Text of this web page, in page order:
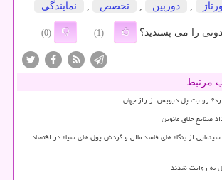
, دوربین , تخصص , نمایندگی
را می پسندید؟ (1)
(0)
مرتبط
روایت پل دیویس از راز جهان
صنایع خلاق مانوین
از بنگاه های فاسد مالی و گردش پول های سیاه در اقتصاد
به روایت شدند